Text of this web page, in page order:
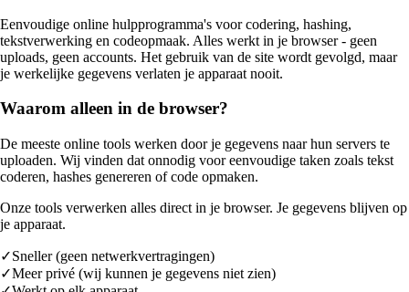
Eenvoudige online hulpprogramma's voor codering, hashing,
tekstverwerking en codeopmaak. Alles werkt in je browser - geen
uploads, geen accounts. Het gebruik van de site wordt gevolgd, maar
je werkelijke gegevens verlaten je apparaat nooit.
Waarom alleen in de browser?
De meeste online tools werken door je gegevens naar hun servers te
uploaden. Wij vinden dat onnodig voor eenvoudige taken zoals tekst
coderen, hashes genereren of code opmaken.
Onze tools verwerken alles direct in je browser. Je gegevens blijven op
je apparaat.
✓Sneller (geen netwerkvertragingen)
✓Meer privé (wij kunnen je gegevens niet zien)